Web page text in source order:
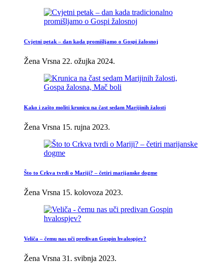
Cvjetni petak – dan kada promišljamo o Gospi žalosnoj
Žena Vrsna 22. ožujka 2024.
Kako i zašto moliti krunicu na čast sedam Marijinih žalosti
Žena Vrsna 15. rujna 2023.
Što to Crkva tvrdi o Mariji? – četiri marijanske dogme
Žena Vrsna 15. kolovoza 2023.
Veliča – čemu nas uči predivan Gospin hvalospjev?
Žena Vrsna 31. svibnja 2023.